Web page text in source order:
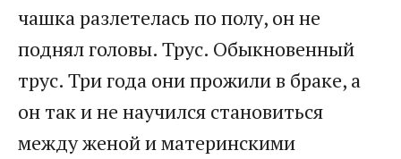
чашка разлетелась по полу, он не
поднял головы. Трус. Обыкновенный
трус. Три года они прожили в браке, а
он так и не научился становиться
между женой и материнскими